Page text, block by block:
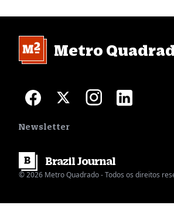
Metro
Newsletter
© 2026 Metro Quadrado - Todos os direitos
BrazilJournal